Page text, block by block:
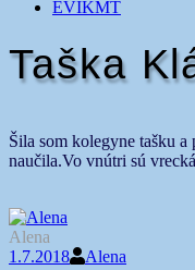
EVIKMT
Taška
Šila som kolegyne tašku
naučila.Vo vnútri sú
Alena
1.7.2018
Alena